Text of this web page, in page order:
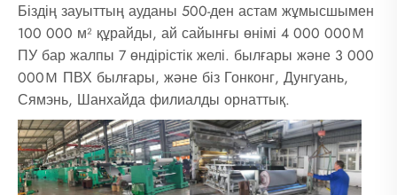
Біздің зауыттың ауданы 500-ден астам жұмысшымен
100 000 м² құрайды, ай сайынғы өнімі 4 000 000Ｍ
ПУ бар жалпы 7 өндірістік желі. былғары және 3 000
000Ｍ ПВХ былғары, және біз Гонконг, Дунгуань,
Сямэнь, Шанхайда филиалды орнаттық.